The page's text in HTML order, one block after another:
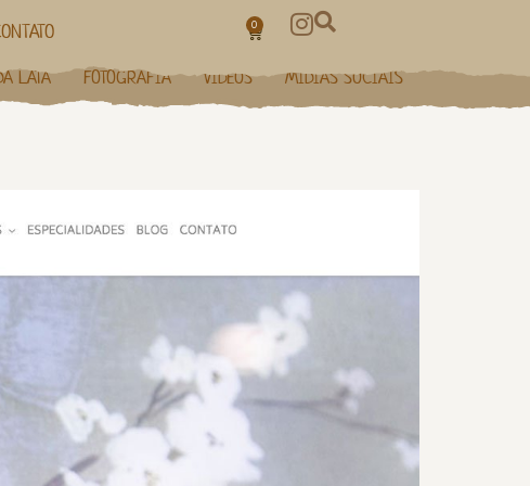
0
LATA FOTOGRAFIA VÍDEOS MÍDIAS SOCIAIS